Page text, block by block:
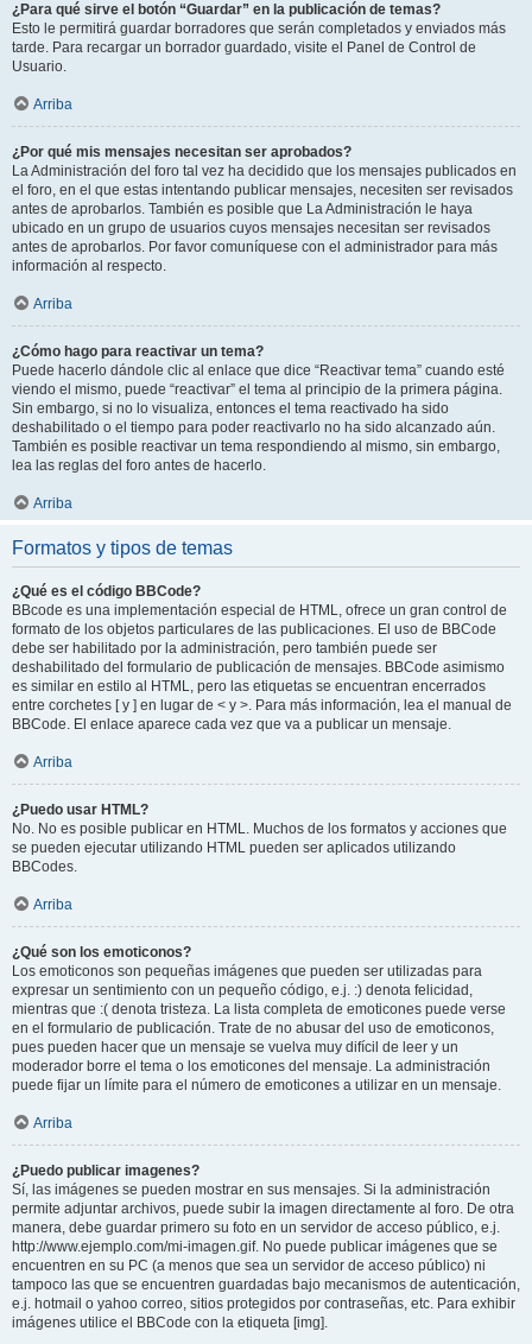
¿Para qué sirve el botón “Guardar” en la publicación de temas?
Esto le permitirá guardar borradores que serán completados y enviados más
tarde. Para recargar un borrador guardado, visite el Panel de Control de
Usuario.
Arriba
¿Por qué mis mensajes necesitan ser aprobados?
La Administración del foro tal vez ha decidido que los mensajes publicados en
el foro, en el que estas intentando publicar mensajes, necesiten ser revisados
antes de aprobarlos. También es posible que La Administración le haya
ubicado en un grupo de usuarios cuyos mensajes necesitan ser revisados
antes de aprobarlos. Por favor comuníquese con el administrador para más
información al respecto.
Arriba
¿Cómo hago para reactivar un tema?
Puede hacerlo dándole clic al enlace que dice “Reactivar tema” cuando esté
viendo el mismo, puede “reactivar” el tema al principio de la primera página.
Sin embargo, si no lo visualiza, entonces el tema reactivado ha sido
deshabilitado o el tiempo para poder reactivarlo no ha sido alcanzado aún.
También es posible reactivar un tema respondiendo al mismo, sin embargo,
lea las reglas del foro antes de hacerlo.
Arriba
Formatos y tipos de temas
¿Qué es el código BBCode?
BBcode es una implementación especial de HTML, ofrece un gran control de
formato de los objetos particulares de las publicaciones. El uso de BBCode
debe ser habilitado por la administración, pero también puede ser
deshabilitado del formulario de publicación de mensajes. BBCode asimismo
es similar en estilo al HTML, pero las etiquetas se encuentran encerrados
entre corchetes [ y ] en lugar de < y >. Para más información, lea el manual de
BBCode. El enlace aparece cada vez que va a publicar un mensaje.
Arriba
¿Puedo usar HTML?
No. No es posible publicar en HTML. Muchos de los formatos y acciones que
se pueden ejecutar utilizando HTML pueden ser aplicados utilizando
BBCodes.
Arriba
¿Qué son los emoticonos?
Los emoticonos son pequeñas imágenes que pueden ser utilizadas para
expresar un sentimiento con un pequeño código, e.j. :) denota felicidad,
mientras que :( denota tristeza. La lista completa de emoticones puede verse
en el formulario de publicación. Trate de no abusar del uso de emoticonos,
pues pueden hacer que un mensaje se vuelva muy difícil de leer y un
moderador borre el tema o los emoticones del mensaje. La administración
puede fijar un límite para el número de emoticones a utilizar en un mensaje.
Arriba
¿Puedo publicar imagenes?
Sí, las imágenes se pueden mostrar en sus mensajes. Si la administración
permite adjuntar archivos, puede subir la imagen directamente al foro. De otra
manera, debe guardar primero su foto en un servidor de acceso público, e.j.
http://www.ejemplo.com/mi-imagen.gif. No puede publicar imágenes que se
encuentren en su PC (a menos que sea un servidor de acceso público) ni
tampoco las que se encuentren guardadas bajo mecanismos de autenticación,
e.j. hotmail o yahoo correo, sitios protegidos por contraseñas, etc. Para exhibir
imágenes utilice el BBCode con la etiqueta [img].